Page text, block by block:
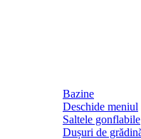
Bazine
Deschide meniul
Saltele gonflabile
Dușuri de